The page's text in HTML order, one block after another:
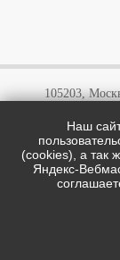
105203,
Наш
(cookies), а так
Яндекс-